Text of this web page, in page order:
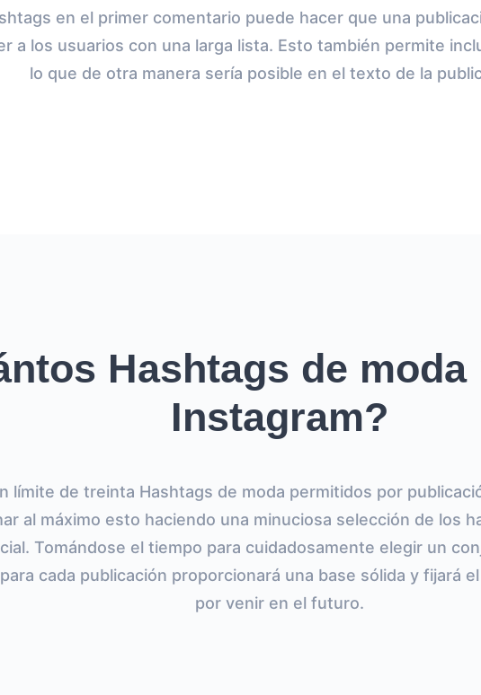
en el primer comentario puede hacer que una
a los usuarios con una larga lista. Esto también permite
lo que de otra manera sería posible en el texto de la
Hashtags de moda
Instagram?
límite de treinta Hashtags de moda permitidos por
al máximo esto haciendo una minuciosa selección de los
Tomándose el tiempo para cuidadosamente elegir un
cada publicación proporcionará una base sólida y fijará
por venir en el futuro.